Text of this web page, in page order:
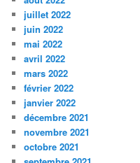
juillet 2022
juin 2022
mai 2022
avril 2022
mars 2022
février 2022
janvier 2022
décembre 2021
novembre 2021
octobre 2021